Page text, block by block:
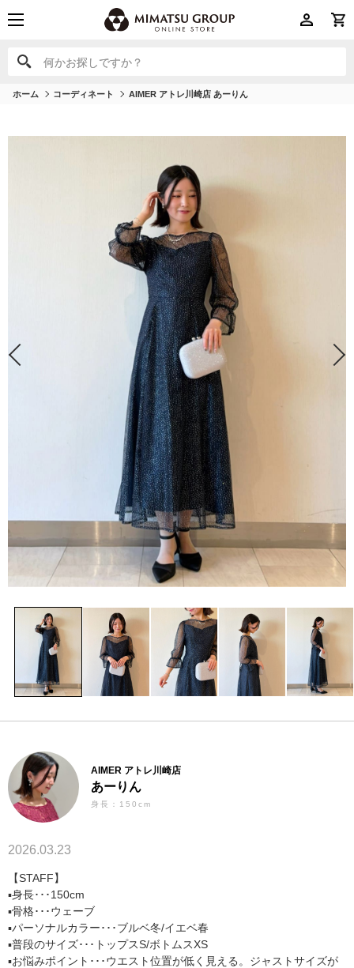
何かお探しですか？
何かお探しですか？
ホーム コーディネート AIMER アトレ川崎店 あーりん
AIMER アトレ川崎店
あーりん
身長：150cm
2026.03.23
【STAFF】
▪︎身長･･･150cm
▪︎骨格･･･ウェーブ
▪︎パーソナルカラー･･･ブルベ冬/イエベ春
▪︎普段のサイズ･･･トップスS/ボトムスXS
▪︎お悩みポイント･･･ウエスト位置が低く見える。ジャストサイズが